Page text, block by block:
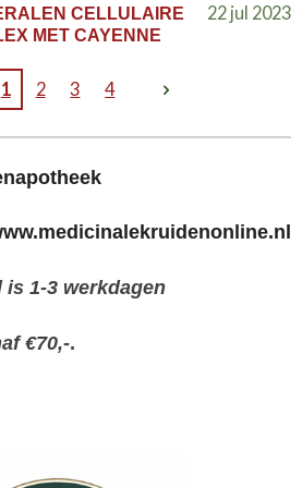
CELLULAIRE
MET CAYENNE
22 jul 2023
1 2 3 4
1-3 werkdagen
€70,-.